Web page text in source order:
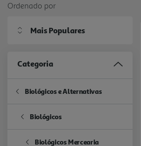
Ordenado por
Mais Populares
Categoria
Biológicos e Alternativas
Refine by Categoria: Biológicos e Alternativas
Biológicos
Refine by Categoria: Biológicos
Biológicos Mercearia